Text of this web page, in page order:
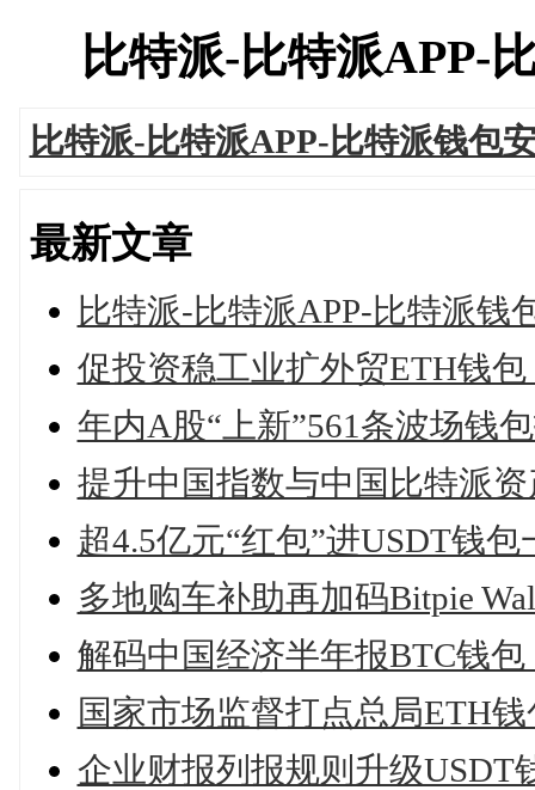
比特派-比特派APP-
比特派-比特派APP-比特派钱包
最新文章
比特派-比特派APP-比特派钱
促投资稳工业扩外贸ETH钱
年内A股“上新”561条波场钱
提升中国指数与中国比特派
超4.5亿元“红包”进USDT钱
多地购车补助再加码Bitpie
解码中国经济半年报BTC钱
国家市场监督打点总局ETH
企业财报列报规则升级USDT